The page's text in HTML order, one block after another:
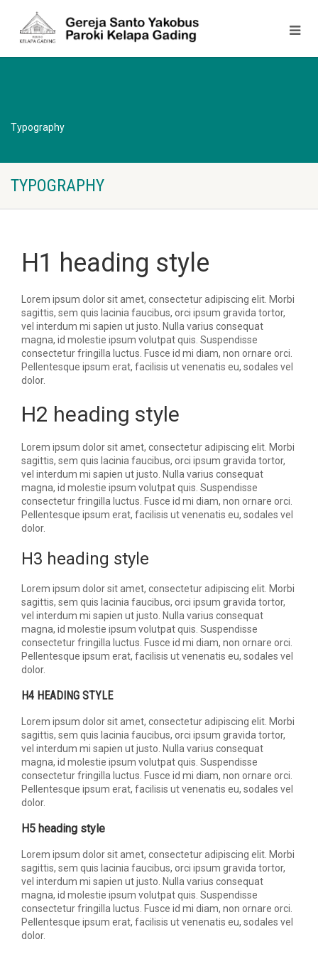
Typography
TYPOGRAPHY
H1 heading style
Lorem ipsum dolor sit amet, consectetur adipiscing elit. Morbi
sagittis, sem quis lacinia faucibus, orci ipsum gravida tortor,
vel interdum mi sapien ut justo. Nulla varius consequat
magna, id molestie ipsum volutpat quis. Suspendisse
consectetur fringilla luctus. Fusce id mi diam, non ornare orci.
Pellentesque ipsum erat, facilisis ut venenatis eu, sodales vel
dolor.
H2 heading style
Lorem ipsum dolor sit amet, consectetur adipiscing elit. Morbi
sagittis, sem quis lacinia faucibus, orci ipsum gravida tortor,
vel interdum mi sapien ut justo. Nulla varius consequat
magna, id molestie ipsum volutpat quis. Suspendisse
consectetur fringilla luctus. Fusce id mi diam, non ornare orci.
Pellentesque ipsum erat, facilisis ut venenatis eu, sodales vel
dolor.
H3 heading style
Lorem ipsum dolor sit amet, consectetur adipiscing elit. Morbi
sagittis, sem quis lacinia faucibus, orci ipsum gravida tortor,
vel interdum mi sapien ut justo. Nulla varius consequat
magna, id molestie ipsum volutpat quis. Suspendisse
consectetur fringilla luctus. Fusce id mi diam, non ornare orci.
Pellentesque ipsum erat, facilisis ut venenatis eu, sodales vel
dolor.
H4 HEADING STYLE
Lorem ipsum dolor sit amet, consectetur adipiscing elit. Morbi
sagittis, sem quis lacinia faucibus, orci ipsum gravida tortor,
vel interdum mi sapien ut justo. Nulla varius consequat
magna, id molestie ipsum volutpat quis. Suspendisse
consectetur fringilla luctus. Fusce id mi diam, non ornare orci.
Pellentesque ipsum erat, facilisis ut venenatis eu, sodales vel
dolor.
H5 heading style
Lorem ipsum dolor sit amet, consectetur adipiscing elit. Morbi
sagittis, sem quis lacinia faucibus, orci ipsum gravida tortor,
vel interdum mi sapien ut justo. Nulla varius consequat
magna, id molestie ipsum volutpat quis. Suspendisse
consectetur fringilla luctus. Fusce id mi diam, non ornare orci.
Pellentesque ipsum erat, facilisis ut venenatis eu, sodales vel
dolor.